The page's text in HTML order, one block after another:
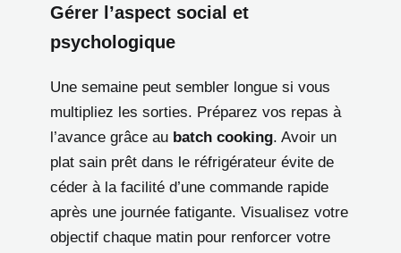
Gérer l’aspect social et
psychologique
Une semaine peut sembler longue si vous
multipliez les sorties. Préparez vos repas à
l’avance grâce au batch cooking. Avoir un
plat sain prêt dans le réfrigérateur évite de
céder à la facilité d’une commande rapide
après une journée fatigante. Visualisez votre
objectif chaque matin pour renforcer votre